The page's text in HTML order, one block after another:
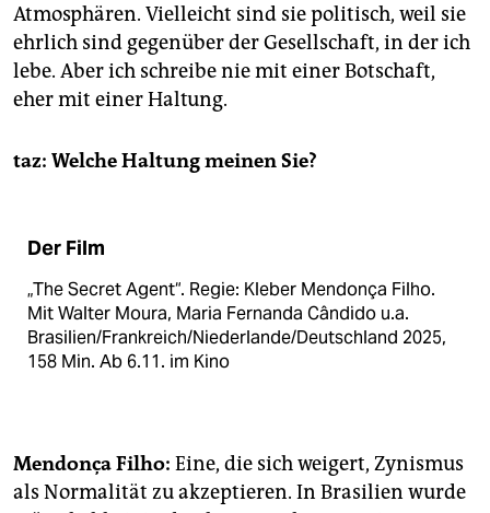
Atmosphären. Vielleicht sind sie politisch, weil sie
ehrlich sind gegenüber der Gesellschaft, in der ich
lebe. Aber ich schreibe nie mit einer Botschaft,
eher mit einer Haltung.
taz: Welche Haltung meinen Sie?
Der Film
„The Secret Agent“. Regie: Kleber Mendonça Filho.
Mit Walter Moura, Maria Fernanda Cândido u.a.
Brasilien/Frankreich/Niederlande/Deutschland 2025,
158 Min. Ab 6.11. im Kino
Mendonça Filho: Eine, die sich weigert, Zynismus
als Normalität zu akzeptieren. In Brasilien wurde